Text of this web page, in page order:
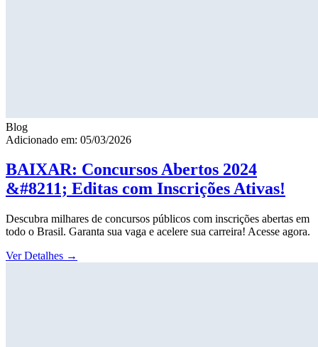
Blog
Adicionado em: 05/03/2026
BAIXAR: Concursos Abertos 2024
&#8211; Editas com Inscrições Ativas!
Descubra milhares de concursos públicos com inscrições abertas em
todo o Brasil. Garanta sua vaga e acelere sua carreira! Acesse agora.
Ver Detalhes →